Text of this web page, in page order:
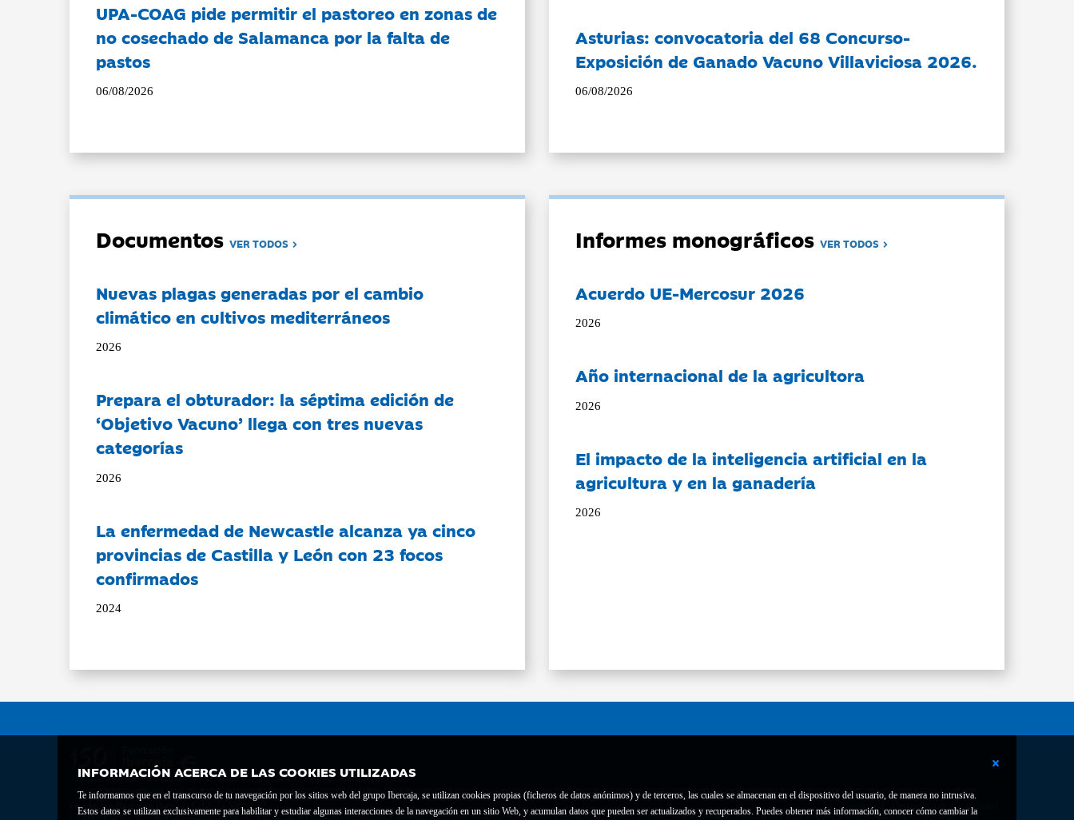
INFORMACIÓN ACERCA DE LAS COOKIES UTILIZADAS
Te informamos que en el transcurso de tu navegación por los sitios web del grupo Ibercaja, se utilizan cookies propias (ficheros de datos anónimos) y de terceros, las cuales se almacenan en el dispositivo del usuario, de manera no intrusiva.
Estos datos se utilizan exclusivamente para habilitar y estudiar algunas interacciones de la navegación en un sitio Web, y acumulan datos que pueden ser actualizados y recuperados. Puedes obtener más información, conocer cómo cambiar la
UPA-COAG pide permitir el pastoreo en zonas de
no cosechado de Salamanca por la falta de
pastos
06/08/2026
Asturias: convocatoria del 68 Concurso-
Exposición de Ganado Vacuno Villaviciosa 2026.
06/08/2026
DocumentosVER TODOS
Nuevas plagas generadas por el cambio
climático en cultivos mediterráneos
2026
Prepara el obturador: la séptima edición de
‘Objetivo Vacuno’ llega con tres nuevas
categorías
2026
La enfermedad de Newcastle alcanza ya cinco
provincias de Castilla y León con 23 focos
confirmados
2024
Informes monográficosVER TODOS
Acuerdo UE-Mercosur 2026
2026
Año internacional de la agricultora
2026
El impacto de la inteligencia artificial en la
agricultura y en la ganadería
2026
Fundación Bancaria Ibercaja C.I.F. G-50000652.
Contacto Declaración de accesibilidad